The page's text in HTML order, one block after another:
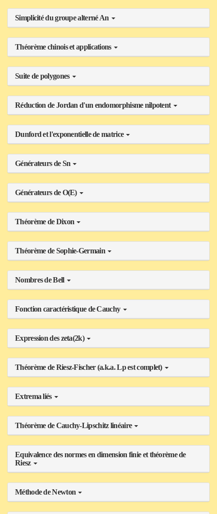
Simplicité du groupe alterné An
Théorème chinois et applications
Suite de polygones
Réduction de Jordan d'un endomorphisme nilpotent
Dunford et l'exponentielle de matrice
Générateurs de Sn
Générateurs de O(E)
Théorème de Dixon
Théorème de Sophie-Germain
Nombres de Bell
Fonction caractéristique de Cauchy
Expression des zeta(2k)
Théorème de Riesz-Fischer (a.k.a. Lp est complet)
Extrema liés
Théorème de Cauchy-Lipschitz linéaire
Equivalence des normes en dimension finie et théorème de
Riesz
Méthode de Newton